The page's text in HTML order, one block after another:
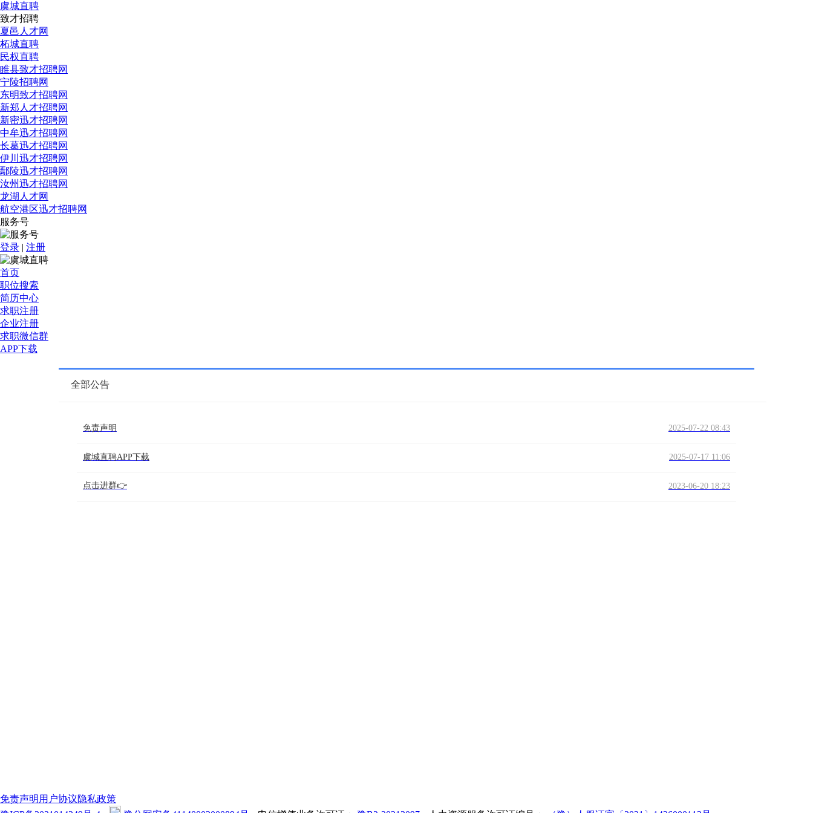
虞城直聘
致才招聘
夏邑人才网
柘城直聘
民权直聘
睢县致才招聘网
宁陵招聘网
东明致才招聘网
新郑人才招聘网
新密迅才招聘网
中牟迅才招聘网
长葛迅才招聘网
伊川迅才招聘网
鄢陵迅才招聘网
汝州迅才招聘网
龙湖人才网
航空港区迅才招聘网
服务号
登录 | 注册
首页
职位搜索
简历中心
求职注册
企业注册
求职微信群
APP下载
全部公告
免责声明 2025-07-22 08:43
虞城直聘APP下载 2025-07-17 11:06
点击进群👉 2023-06-20 18:23
免责声明 用户协议隐私政策